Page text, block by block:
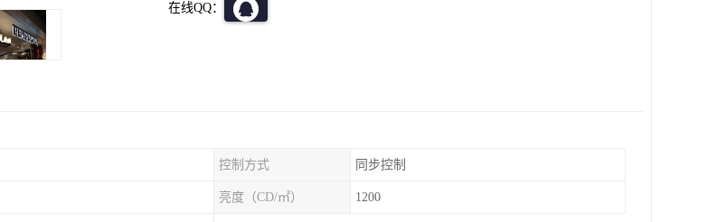
在线QQ：
控制方式 同步控制
亮度（CD/㎡） 1200